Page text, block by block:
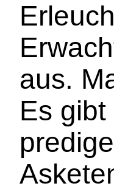
aus.
Es